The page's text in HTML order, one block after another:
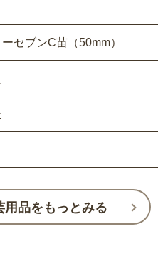
セブンC苗（50mm）
用品をもっとみる